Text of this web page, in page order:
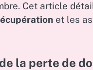
Cet article
et les
la perte de